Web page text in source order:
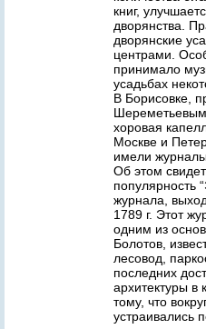
книг,
дворянства.
дворянские
центрами.
принимало
усадьбах
В Борисовке,
хоровая
Москве и
имели
Об этом
популярность
журнала,
1789 г. Этот
одним из
Болотов,
лесовод,
последних
архитектуры в
тому, что
устраивались